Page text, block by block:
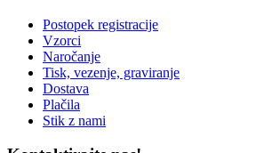
Postopek registracije
Vzorci
Naročanje
Tisk, vezenje, graviranje
Dostava
Plačila
Stik z nami